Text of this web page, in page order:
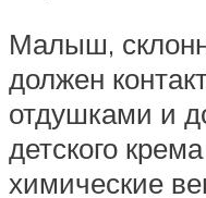
Малыш,
должен
отдушками и
детского
химические